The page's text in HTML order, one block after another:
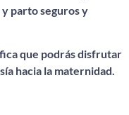
parto seguros y
que podrás disfrutar
hacia la maternidad.